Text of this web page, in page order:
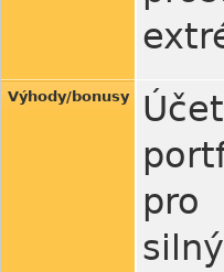
Výhody/bonusy
pro